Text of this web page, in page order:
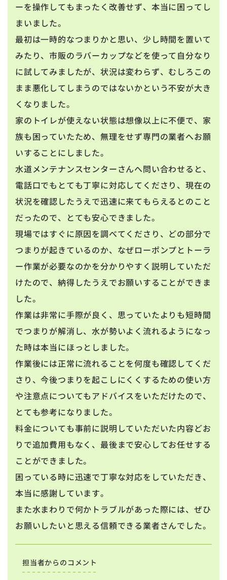
ーを操作してもまったく改善せず、本当に困ってし
まいました。
最初は一時的なつまりかと思い、少し時間を置いて
みたり、市販のラバーカップなどを使って自分なり
に試してみましたが、状況は変わらず、むしろこの
まま悪化してしまうのではないかという不安が大き
くなりました。
家のトイレが使えない状態は想像以上に不便で、家
族も困っていたため、無理をせず専門の業者へお願
いすることにしました。
水道メンテナンスセンターさんへ問い合わせると、
電話口でもとても丁寧に対応してくださり、現在の
状況を確認したうえで迅速に来てもらえるとのこと
だったので、とても安心できました。
現場ではすぐに原因を調べてくださり、どの部分で
つまりが起きているのか、なぜローポンプとトーラ
ー作業が必要なのかを分かりやすく説明していただ
けたので、納得したうえでお願いすることができま
した。
作業は非常に手際が良く、思っていたよりも短時間
でつまりが解消し、水が勢いよく流れるようになっ
た時は本当にほっとしました。
作業後には正常に流れることを何度も確認してくだ
さり、今後つまりを起こしにくくするための使い方
や注意点についてもアドバイスをいただけたので、
とても参考になりました。
料金についても事前に説明していただいた内容どお
りで追加費用もなく、最後まで安心してお任せする
ことができました。
困っている時に迅速で丁寧な対応をしていただき、
本当に感謝しています。
また水まわりで何かトラブルがあった際には、ぜひ
お願いしたいと思える信頼できる業者さんでした。
担当者からのコメント